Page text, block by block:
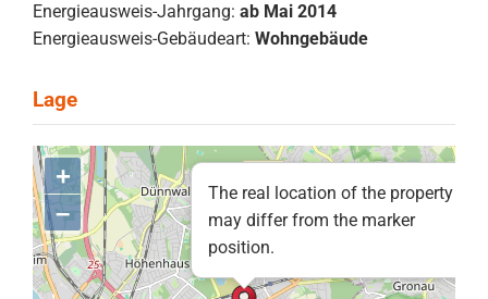
Energieausweis-Jahrgang: ab Mai 2014
Energieausweis-Gebäudeart: Wohngebäude
The real location of the property
may differ from the marker
position.
+
–